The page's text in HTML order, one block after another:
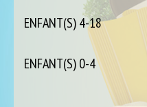
ENFANT(S) 4-18
ENFANT(S) 0-4